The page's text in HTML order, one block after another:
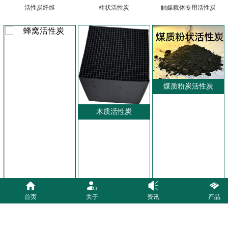
活性炭纤维 柱状活性炭 触媒载体专用活性炭
木质活性炭
煤质粉炭活性炭
首页 关于 资讯 产品